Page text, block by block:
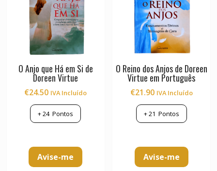
O Anjo que Há em Si de
Doreen Virtue
€24.50 IVA Incluído
+24Pontos
Avise-me
O Reino dos Anjos de Doreen
Virtue em Português
€21.90 IVA Incluído
+21 Pontos
Avise-me